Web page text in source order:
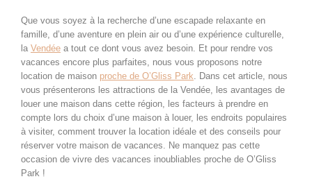
Que vous soyez à la recherche d’une escapade relaxante en
famille, d’une aventure en plein air ou d’une expérience culturelle,
la Vendée a tout ce dont vous avez besoin. Et pour rendre vos
vacances encore plus parfaites, nous vous proposons notre
location de maison proche de O’Gliss Park . Dans cet article, nous
vous présenterons les attractions de la Vendée, les avantages de
louer une maison dans cette région, les facteurs à prendre en
compte lors du choix d’une maison à louer, les endroits populaires
à visiter, comment trouver la location idéale et des conseils pour
réserver votre maison de vacances. Ne manquez pas cette
occasion de vivre des vacances inoubliables proche de O’Gliss
Park !